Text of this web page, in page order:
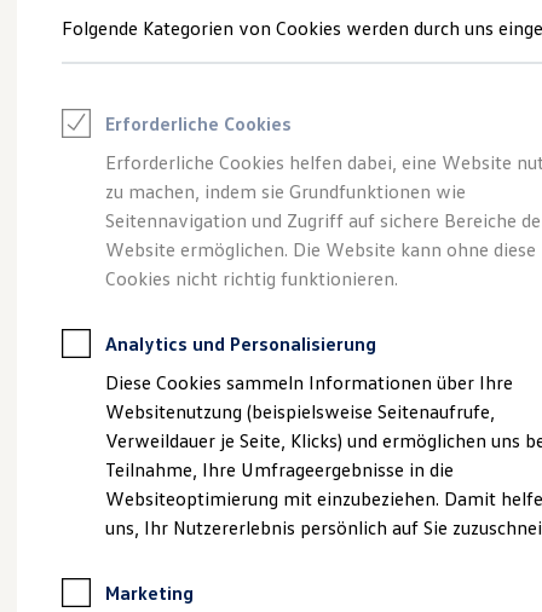
Junge Gebrauchtwagen und Gebrauchtwagen
Saisonangebote
Leasing
Leasing-Angebote
Gebrauchtwagen Leasing
Junge Gebrauchtwagen-Leasing
Elektroauto Leasing
Kleinwagen-Leasing
Leasing ohne Anzahlung
Autokredit mit Schlussrate
Versicherungen und Garantien
Kfz-Versicherung
Restschuldversicherungen
Garantien
Wartungsverträge
Geschäftskunden
Professional Class bei Volkswagen
Großkunden
Behörden
Anpfiff zum Gewinn
Eine Spur Extra. Der
neue vollelektrische
ID. Polo
Impressum & Rechtliches
Folgende Kategorien von Cookies werden durch uns
Erforderliche Cookies
Erforderliche Cookies helfen dabei, eine Website
zu machen, indem sie Grundfunktionen wie
Seitennavigation und Zugriff auf sichere Bereiche
Website ermöglichen. Die Website kann ohne diese
Cookies nicht richtig funktionieren.
Analytics und Personalisierung
Diese Cookies sammeln Informationen über Ihre
Websitenutzung (beispielsweise Seitenaufrufe,
Verweildauer je Seite, Klicks) und ermöglichen uns
Teilnahme, Ihre Umfrageergebnisse in die
Websiteoptimierung mit einzubeziehen. Damit
uns, Ihr Nutzererlebnis persönlich auf Sie
Marketing